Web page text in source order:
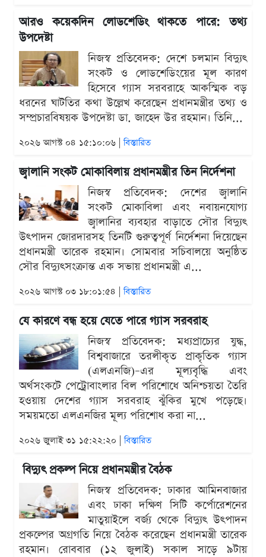
আরও কয়েকদিন লোডশেডিং থাকতে পারে: তথ্য
উপদেষ্টা
নিজস্ব প্রতিবেদক: দেশে চলমান বিদ্যুৎ
সংকট ও লোডশেডিংয়ের মূল কারণ
হিসেবে গ্যাস সরবরাহে আকস্মিক বড়
ধরনের ঘাটতির কথা উল্লেখ করেছেন প্রধানমন্ত্রীর তথ্য ও
সম্প্রচারবিষয়ক উপদেষ্টা ডা. জাহেদ উর রহমান। তিনি...
২০২৬ আগস্ট ০৪ ১৫:১০:০৬ |বিস্তারিত
জ্বালানি সংকট মোকাবিলায় প্রধানমন্ত্রীর তিন নির্দেশনা
নিজস্ব প্রতিবেদক: দেশের জ্বালানি
সংকট মোকাবিলা এবং নবায়নযোগ্য
জ্বালানির ব্যবহার বাড়াতে সৌর বিদ্যুৎ
উৎপাদন জোরদারসহ তিনটি গুরুত্বপূর্ণ নির্দেশনা দিয়েছেন
প্রধানমন্ত্রী তারেক রহমান। সোমবার সচিবালয়ে অনুষ্ঠিত
সৌর বিদ্যুৎসংক্রান্ত এক সভায় প্রধানমন্ত্রী এ...
২০২৬ আগস্ট ০৩ ১৮:০১:৫৪ |বিস্তারিত
যে কারণে বন্ধ হয়ে যেতে পারে গ্যাস সরবরাহ
নিজস্ব প্রতিবেদক: মধ্যপ্রাচ্যের যুদ্ধ,
বিশ্ববাজারে তরলীকৃত প্রাকৃতিক গ্যাস
(এলএনজি)–এর মূল্যবৃদ্ধি এবং
অর্থসংকটে পেট্রোবাংলার বিল পরিশোধে অনিশ্চয়তা তৈরি
হওয়ায় দেশের গ্যাস সরবরাহ ঝুঁকির মুখে পড়েছে।
সময়মতো এলএনজির মূল্য পরিশোধ করা না...
২০২৬ জুলাই ৩১ ১৫:২২:২০ |বিস্তারিত
বিদ্যুৎ প্রকল্প নিয়ে প্রধানমন্ত্রীর বৈঠক
নিজস্ব প্রতিবেদক: ঢাকার আমিনবাজার
এবং ঢাকা দক্ষিণ সিটি কর্পোরেশনের
মাতুয়াইলে বর্জ্য থেকে বিদ্যুৎ উৎপাদন
প্রকল্পের অগ্রগতি নিয়ে বৈঠক করেছেন প্রধানমন্ত্রী তারেক
রহমান। রোববার (১২ জুলাই) সকাল সাড়ে ৯টায়